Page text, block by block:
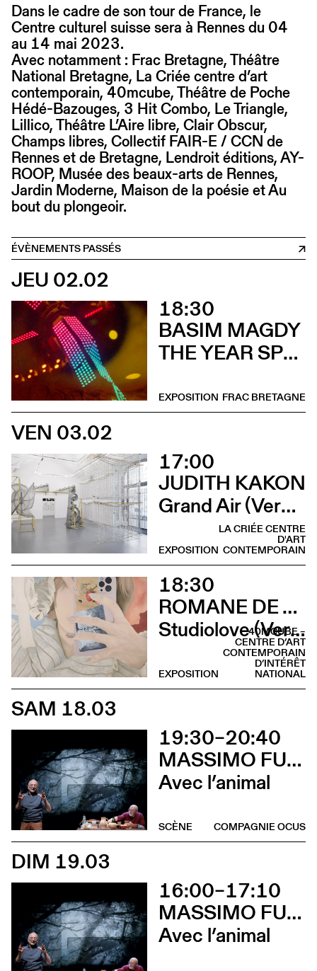
Dans le cadre de son tour de France, le
Centre culturel suisse sera à Rennes du 04
au 14 mai 2023.
Avec notamment : Frac Bretagne, Théâtre
National Bretagne, La Criée centre d’art
contemporain, 40mcube, Théâtre de Poche
Hédé-Bazouges, 3 Hit Combo, Le Triangle,
Lillico, Théâtre L’Aire libre, Clair Obscur,
Champs libres, Collectif FAIR-E / CCN de
Rennes et de Bretagne, Lendroit éditions, AY-
ROOP, Musée des beaux-arts de Rennes,
Jardin Moderne, Maison de la poésie et Au
bout du plongeoir.
ÉVÈNEMENTS PASSÉS
JEU 02.02
18:30
BASIM MAGDY
THE YEAR SPRING ARRIVED IN SEPTEMBER (Vernissage)
FRAC BRETAGNE
EXPOSITION
VEN 03.02
17:00
JUDITH KAKON
Grand Air (Vernissage)
LA CRIÉE CENTRE
D'ART
CONTEMPORAIN
EXPOSITION
18:30
ROMANE DE WATTEVILLE
Studiolove (Vernissage)
40MCUBE –
CENTRE D’ART
CONTEMPORAIN
D’INTÉRÊT
NATIONAL
EXPOSITION
SAM 18.03
19:30–20:40
MASSIMO FURLAN & CLAIRE DE RIBAUPIERRE
Avec l’animal
COMPAGNIE OCUS
SCÈNE
DIM 19.03
16:00–17:10
MASSIMO FURLAN & CLAIRE DE RIBAUPIERRE
Avec l’animal